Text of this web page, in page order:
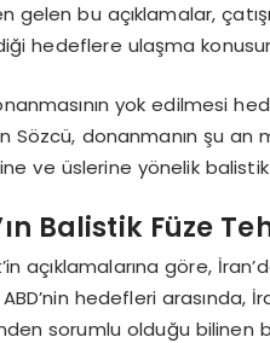
gelen bu açıklamalar,
hedeflere ulaşma
yok edilmesi
Sözcü, donanmanın şu an
ve üslerine yönelik
Balistik Füze
açıklamalarına göre,
ABD’nin hedefleri arasında,
sorumlu olduğu bilinen